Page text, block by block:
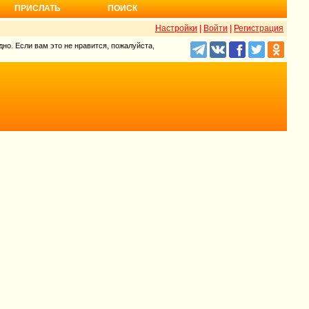
ПРИСЛАТЬ ПОИСК
Настройки Войти Регистрация
Если вам это не нравится, пожалуйста,